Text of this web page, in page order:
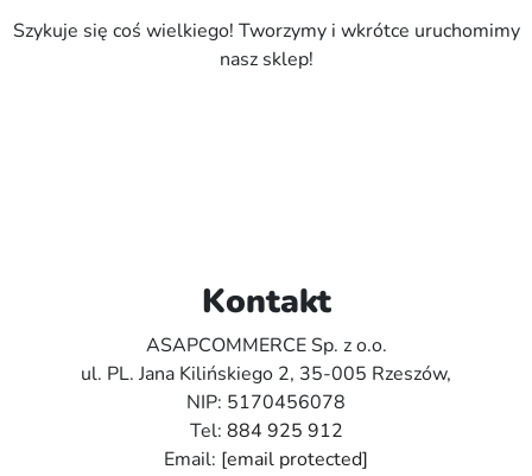
Szykuje się coś wielkiego! Tworzymy i wkrótce uruchomimy
nasz sklep!
Kontakt
ASAPCOMMERCE Sp. z o.o.
ul. PL. Jana Kilińskiego 2, 35-005 Rzeszów,
NIP: 5170456078
Tel: 884 925 912
Email: [email protected]